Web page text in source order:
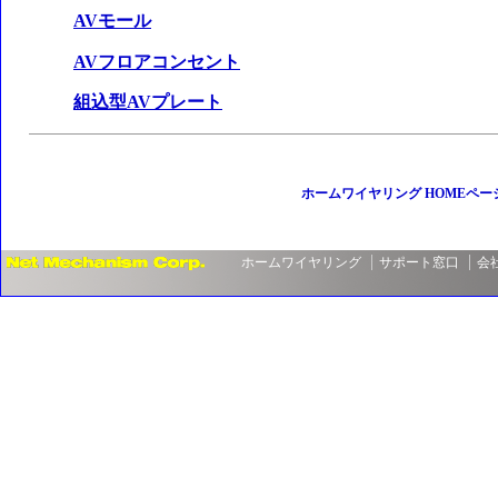
AVモール
AVフロアコンセント
組込型AVプレート
ホームワイヤリング HOMEペー
ホームワイヤリング サポート窓口 会